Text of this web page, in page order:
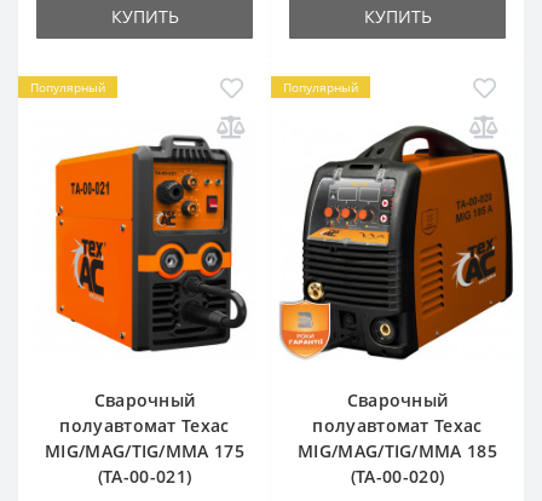
КУПИТЬ КУПИТЬ
Популярный
Сварочный
полуавтомат Texac
МIG/MAG/TIG/MMA 175
(ТА-00-021)
Популярный
Сварочный
полуавтомат Texac
МIG/MAG/TIG/MMA 185
(ТА-00-020)